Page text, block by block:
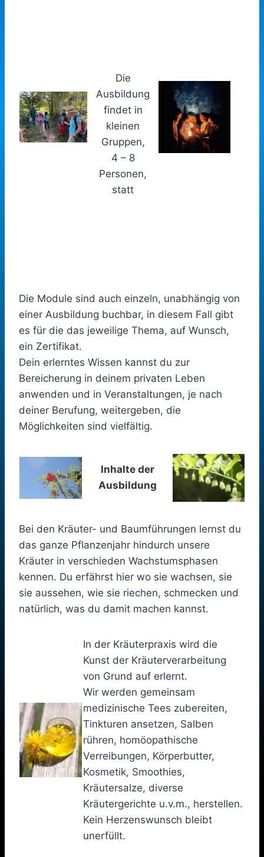
Die
Ausbildung
findet in
kleinen
Gruppen,
4 – 8
Personen,
statt
Die Module sind auch einzeln, unabhängig von
einer Ausbildung buchbar, in diesem Fall gibt
es für die das jeweilige Thema, auf Wunsch,
ein Zertifikat.
Dein erlerntes Wissen kannst du zur
Bereicherung in deinem privaten Leben
anwenden und in Veranstaltungen, je nach
deiner Berufung, weitergeben, die
Möglichkeiten sind vielfältig.
Inhalte der
Ausbildung
Bei den Kräuter- und Baumführungen lernst du
das ganze Pflanzenjahr hindurch unsere
Kräuter in verschieden Wachstumsphasen
kennen. Du erfährst hier wo sie wachsen, sie
sie aussehen, wie sie riechen, schmecken und
natürlich, was du damit machen kannst.
In der Kräuterpraxis wird die
Kunst der Kräuterverarbeitung
von Grund auf erlernt.
Wir werden gemeinsam
medizinische Tees zubereiten,
Tinkturen ansetzen, Salben
rühren, homöopathische
Verreibungen, Körperbutter,
Kosmetik, Smoothies,
Kräutersalze, diverse
Kräutergerichte u.v.m., herstellen.
Kein Herzenswunsch bleibt
unerfüllt.